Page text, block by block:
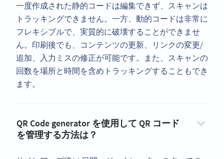
一度作成された静的コードは編集できず、スキャンは
トラッキングできません。一方、動的コードは非常に
フレキシブルで、実質的に破壊することができませ
ん。印刷後でも、コンテンツの更新、リンクの変更/
追加、入力ミスの修正が可能です。また、スキャンの
回数を場所と時間を含めトラッキングすることもでき
ます。
QR Code generator を使用して QR コード
を管理する方法は？